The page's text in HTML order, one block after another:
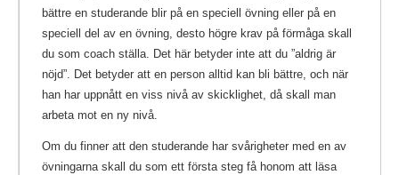
bättre en studerande blir på en speciell övning eller på en
speciell del av en övning, desto högre krav på förmåga skall
du som coach ställa. Det här betyder inte att du ”aldrig är
nöjd”. Det betyder att en person alltid kan bli bättre, och när
han har uppnått en viss nivå av skicklighet, då skall man
arbeta mot en ny nivå.
Om du finner att den studerande har svårigheter med en av
övningarna skall du som ett första steg få honom att läsa